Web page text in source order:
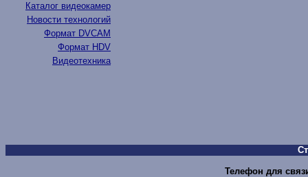
Каталог видеокамер
Новости технологий
Формат DVCAM
Формат HDV
Видеотехника
Телефон для